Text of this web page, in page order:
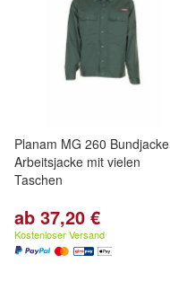
Planam MG 260 Bundjacke
Arbeitsjacke mit vielen
Taschen
ab 37,20 €
Kostenloser Versand